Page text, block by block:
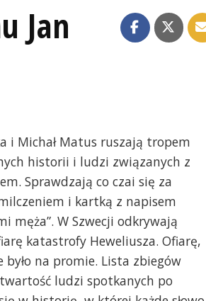
Jan
i Michał Matus ruszają tropem
historii i ludzi związanych z
Sprawdzają co czai się za
i kartką z napisem
męża”. W Szwecji odkrywają
katastrofy Heweliusza. Ofiarę,
na promie. Lista zbiegów
ludzi spotkanych po